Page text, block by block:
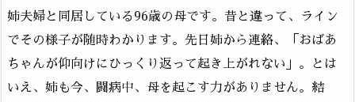
姉夫婦と同居している96歳の母です。昔と違って、ライン
でその様子が随時わかります。先日姉から連絡、「おばあ
ちゃんが仰向けにひっくり返って起き上がれない」。とは
いえ、姉も今、闘病中、母を起こす力がありません。結